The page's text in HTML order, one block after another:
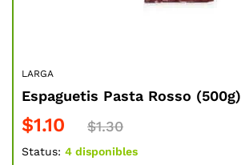
LARGA
Espaguetis Pasta Rosso (500g)
$1.10 $1.30
Status: 4 disponibles